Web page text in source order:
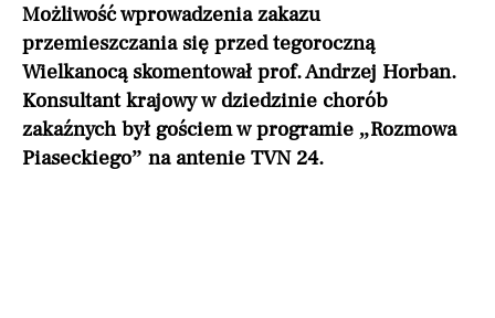
Możliwość wprowadzenia zakazu
przemieszczania się przed tegoroczną
Wielkanocą skomentował prof. Andrzej Horban.
Konsultant krajowy w dziedzinie chorób
zakaźnych był gościem w programie „Rozmowa
Piaseckiego” na antenie TVN 24.